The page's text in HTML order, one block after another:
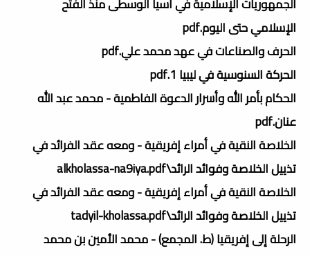
الإسلامي حتى اليوم.pdf
الحرف والصناعات في عهد محمد علي.pdf
الحركة السنوسية في ليبيا 1.pdf
الحكام بأمر الله وأسرار الدعوة الفاطمية - محمد عبد الله
عنان.pdf
الخلاصة النقية في أمراء إفريقية - ومعه عقد الفرائد في
تذييل الخلاصة وفوائد الرائد\alkholassa-na9iya.pdf
الخلاصة النقية في أمراء إفريقية - ومعه عقد الفرائد في
تذييل الخلاصة وفوائد الرائد\tadyil-kholassa.pdf
الرحلة إلى إفريقيا (ط. المجمع) - محمد الأمين بن محمد